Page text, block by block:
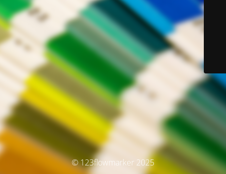
© 123flowmarker 2025